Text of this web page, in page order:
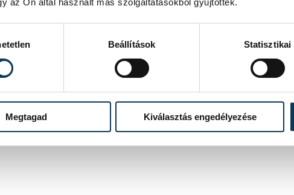
Beállítások Statisztikai
Megtagad Kiválasztás engedélyezése